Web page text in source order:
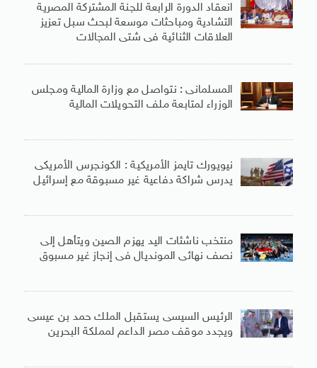
انعقاد الدورة الرابعة للجنة المشتركة المصرية
التشادية ومباحثات موسعة لبحث سبل تعزيز
العلاقات الثنائية فى شتى المجالات
المسلمانى : نتواصل مع وزارة المالية ومجلس
الوزراء لمتابعة ملف التحويلات المالية
نيويورك تايمز الأمريكية : الكونجرس الأمريكى
يدرس شراكة دفاعية غير مسبوقة مع إسرائيل
منتخب ناشئات اليد يهزم الصين ويتأهل إلى
نصف نهائى المونديال فى إنجاز غير مسبوق
الرئيس السيسى يستقبل الملك حمد بن عيسى
ويجدد موقف مصر الداعم لمملكة البحرين